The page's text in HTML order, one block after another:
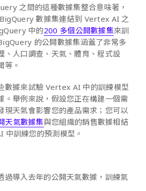
之間的這種數據集整合意味著，
數據集連結到 Vertex AI 之
中的200 多個公開數據集來訓
的公開數據集涵蓋了非常多
、人口調查、天氣、體育、程式設
等。
數據來試驗 Vertex AI 中的訓練模型
。舉例來說，假設您正在構建一個需
現天氣會影響您的產品需求；您可以
天氣數據集與您組織的銷售數據相結
訓練您的預測模型。
過導入去年的公開天氣數據，訓練氣